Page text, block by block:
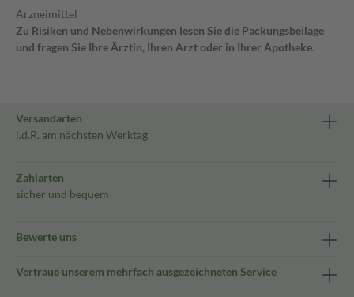
Arzneimittel
Zu Risiken und Nebenwirkungen lesen Sie die Packungsbeilage
und fragen Sie Ihre Ärztin, Ihren Arzt oder in Ihrer Apotheke.
Versandarten
i.d.R. am nächsten Werktag
Zahlarten
sicher und bequem
Bewerte uns
Vertraue unserem mehrfach ausgezeichneten Service